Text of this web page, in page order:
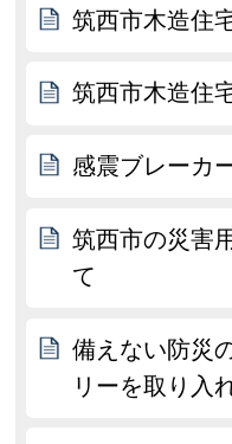
筑西市木造住
筑西市木造住
感震ブレーカ
筑西市の災害
て
備えない防災
リーを取り入